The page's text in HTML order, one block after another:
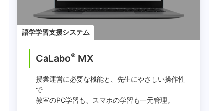
語学学習支援システム
CaLabo® MX
授業運営に必要な機能と、先生にやさしい操作性
で
教室のPC学習も、スマホの学習も一元管理。